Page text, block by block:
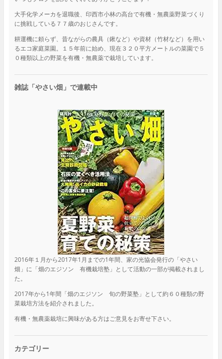
大手化学メーカを退職後、印西市小林の高台で有機・無農薬野菜づくり
に挑戦している７７歳のおじさんです。
耕運機に頼らず、昔ながらの農具（鍬など）や資材（竹材など）を用い
るエコ家庭菜園。１５年前に始め、現在３２０平方メートルの菜園で５
０種類以上の野菜を有機・無農薬で栽培しています。
雑誌「やさい畑」で連載中
2016年１月から2017年1月までの1年間、家の光協会発行の「やさい
畑」に「畑のエジソン 有機栽培塾」として活動の一部が掲載されまし
た。
2017年から1年間「畑のエジソン 旬の野菜塾」として約６０種類の野
菜栽培方法を紹介されました。
有機・無農薬栽培に興味がある方はご意見をお寄せ下さい。
カテゴリー